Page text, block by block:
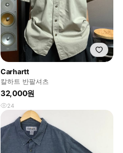
Carhartt
칼하트 반팔셔츠
32,000원
24